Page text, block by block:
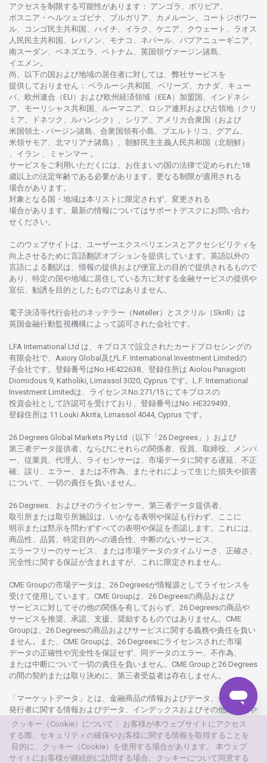
アクセスを制限する可能性があります ： アンゴラ、ボリビア、
ボスニア ・ ヘルツェゴビナ、ブルガリア、カメルーン、コートジボワー
ル、
コンゴ民主共和国、ハイチ、イラク、ケニア、クウェート、 ラオス
人民民主共和国、レバノン、モナコ、ネパール、パプアニューギニア、
南スーダン、ベネズエラ、ベトナム、 英国領ヴァージン諸島、
イエメン。
尚、 以下の国および地域の居住者に対しては、 弊社サービスを
提供しておりません ： ベラルーシ共和国、ベリーズ、カナダ、キュー
バ、 欧州連合 （EU） および欧州経済領域 （EEA）加盟国、インドネシ
ア、 モーリシャス共和国、ルーマニア、 ロシア連邦および占領地 （クリ
ミア、ドネツク、ルハンシク）、シリア、 アメリカ合衆国 （および
米国領土 - バージン諸島、合衆国領有小島、プエルトリコ、グアム、
米領サモア、 北マリアナ諸島）、 朝鮮民主主義人民共和国 （北朝鮮）
、イラン 、ミャンマー 。
サービスを ご利用いただくには、お住まいの国の法律で定められた 18
歳以上の法定年齢である必要があります。 更なる制限が適用さ れる
場合があります。
対象となる国 ・ 地域は本 リストに限定さ れず、 変更さ れる
場合があります。 最新の情報についてはサポートデスクに お問い合わ
せくださ い。
このウェブサイトは、 ユーザーエクスペリエンスと アクセシビリティを
向上さ せるために言語翻訳オプションを提供しています。 英語以外の
言語に よる翻訳は、 情報の提供および便宜上の目的で提供さ れるもので
あり、 特定の国や地域に 居住している方に対する金融サービスの提供や
宣伝、 勧誘を 目的としたものではありません。
電子決済等代行会社のネッテラー （Neteller）と スクリル （Skrill）は
英国金融行動監視機構に よって認可さ れた会社です。
LFA International Ltd は、 キプロスで設立さ れた カードプロセシングの
有限会社で、Axiory Global及びL.F. International Investment Limitedの
子会社です。 登録番号はNo.HE422638、 登録住所は Aiolou Panagioti
Diomidous 9, Katholiki, Limassol 3020, Cyprus です。L.F. International
Investment Limitedは、 ライセンスNo.271/15 にてキプロスの
投資会社として許認可を受けており、 登録番号はNo. HE329493、
登録住所は 11 Louki Akrita, Limassol 4044, Cyprus です。
26 Degrees Global Markets Pty Ltd（以下「26 Degrees」） および
第三者データ提供者、ならびにそれらの関係者、役員、取締役、メンバ
ー、従業員、代理人、ライセンサーは、 市場データに関する遅延、不正
確、誤り、エラー、
または不作為、 またそれに よって生じた損失や損害
について、 一切の責任を負いません。
26 Degrees、 およびそのライセンサー、 第三者データ提供者、
取引所または取引所施設は、いかなる表明や保証も行わず、
ここに
明示または黙示を問わずすべての表明や保証を否認し ます。
これには、
商品性、品質、 特定目的への適合性、 中断のないサービス、
エラーフリーのサービス、 または市場データのタイムリーさ、正確さ、
完全性に関する保証が含まれますが、これに限定さ れません。
CME Groupの市場データは、26 Degreesが情報源としてライセンスを
受けて使用しています。 CME Groupは、26 Degreesの商品および
サービスに対してその他の関係を有しておらず、26 Degreesの商品や
サービスを推奨、承認、支援、 奨励するものではありません。 CME
Groupは、26 Degreesの商品およびサービスに関する義務や責任を負い
ません。また、CME Groupは、26 Degreesに ライセンスさ れた市場
データの正確性や完全性を保証せず、 同データのエラー、不作為、
または中断について一切の責任を負いません。 CME Groupと26 Degrees
の間の契約または取り 決めに、 第三者受益者は存在し ません。
「マーケットデータ」とは、 金融商品の情報およびデータ、 金融商品の
発行者に関する情報およびデータ、 インデックスおよびその他の
情報や
データを
指し、26 Degreesまたは26 Degreesグループ 会社が提供する
製品や サービスの 一部として、更新頻度を問わ ず提供さ れるものを
意味します。
クッキー（Cookie）について： お客様が本ウェブサイトにアクセス
する際、セキュリティの確保やお客様に関する情報を取得することを
目的に、クッキー（Cookie）を使用する場合があります。 本ウェブ
サイトにお客様が継続的に訪問する場合、クッキーについて同意する